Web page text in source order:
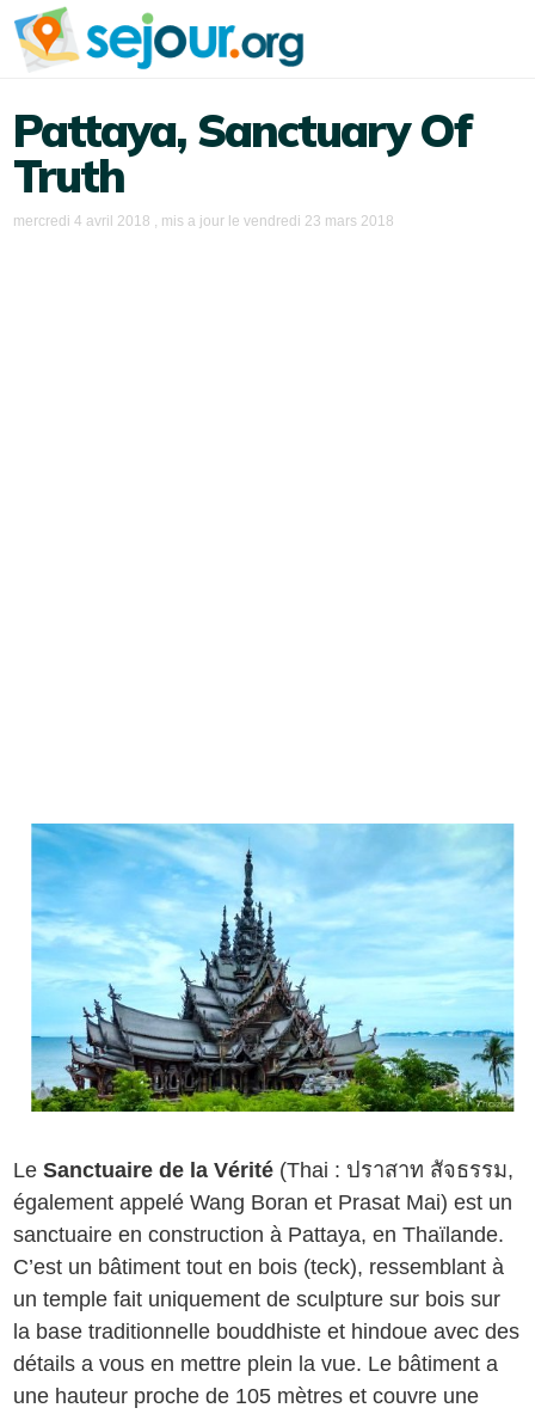
Pattaya, Sanctuary Of
Truth
mercredi 4 avril 2018 , mis a jour levendredi 23 mars 2018
LeSanctuaire de la Vérité (Thai : ปราสาท สัจธรรม,
également appelé Wang Boran et Prasat Mai) est un
sanctuaire en construction à Pattaya, en Thaïlande.
C’est un bâtiment tout en bois (teck), ressemblant à
un temple fait uniquement de sculpture sur bois sur
la base traditionnelle bouddhiste et hindoue avec des
détails a vous en mettre plein la vue. Le bâtiment a
une hauteur proche de 105 mètres et couvre une